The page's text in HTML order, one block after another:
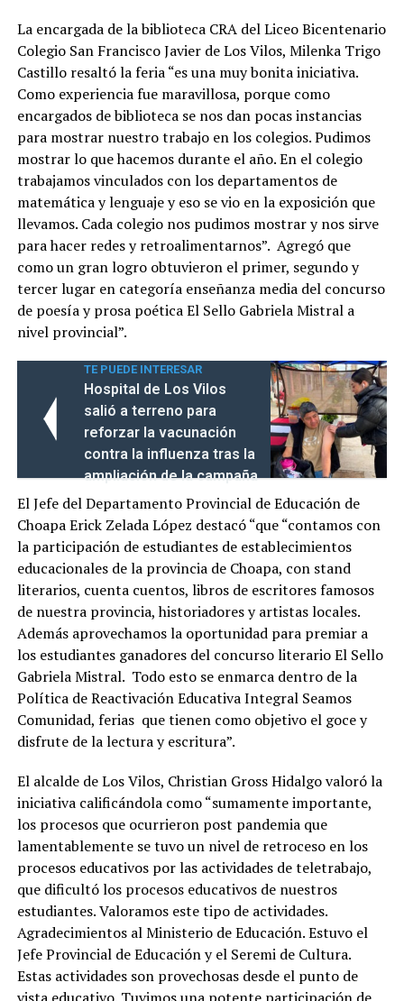
La encargada de la biblioteca CRA del Liceo Bicentenario
Colegio San Francisco Javier de Los Vilos, Milenka Trigo
Castillo resaltó la feria “es una muy bonita iniciativa.
Como experiencia fue maravillosa, porque como
encargados de biblioteca se nos dan pocas instancias
para mostrar nuestro trabajo en los colegios. Pudimos
mostrar lo que hacemos durante el año. En el colegio
trabajamos vinculados con los departamentos de
matemática y lenguaje y eso se vio en la exposición que
llevamos. Cada colegio nos pudimos mostrar y nos sirve
para hacer redes y retroalimentarnos”. Agregó que
como un gran logro obtuvieron el primer, segundo y
tercer lugar en categoría enseñanza media del concurso
de poesía y prosa poética El Sello Gabriela Mistral a
nivel provincial”.
TE PUEDE INTERESAR
Hospital de Los Vilos
salió a terreno para
reforzar la vacunación
contra la influenza tras la
ampliación de la campaña
El Jefe del Departamento Provincial de Educación de
Choapa Erick Zelada López destacó “que “contamos con
la participación de estudiantes de establecimientos
educacionales de la provincia de Choapa, con stand
literarios, cuenta cuentos, libros de escritores famosos
de nuestra provincia, historiadores y artistas locales.
Además aprovechamos la oportunidad para premiar a
los estudiantes ganadores del concurso literario El Sello
Gabriela Mistral. Todo esto se enmarca dentro de la
Política de Reactivación Educativa Integral Seamos
Comunidad, ferias que tienen como objetivo el goce y
disfrute de la lectura y escritura”.
El alcalde de Los Vilos, Christian Gross Hidalgo valoró la
iniciativa calificándola como “sumamente importante,
los procesos que ocurrieron post pandemia que
lamentablemente se tuvo un nivel de retroceso en los
procesos educativos por las actividades de teletrabajo,
que dificultó los procesos educativos de nuestros
estudiantes. Valoramos este tipo de actividades.
Agradecimientos al Ministerio de Educación. Estuvo el
Jefe Provincial de Educación y el Seremi de Cultura.
Estas actividades son provechosas desde el punto de